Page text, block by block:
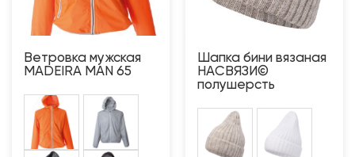
Ветровка мужская
MADEIRA MAN 65
Шапка бини вязаная
НАСВЯЗИ©
полушерсть